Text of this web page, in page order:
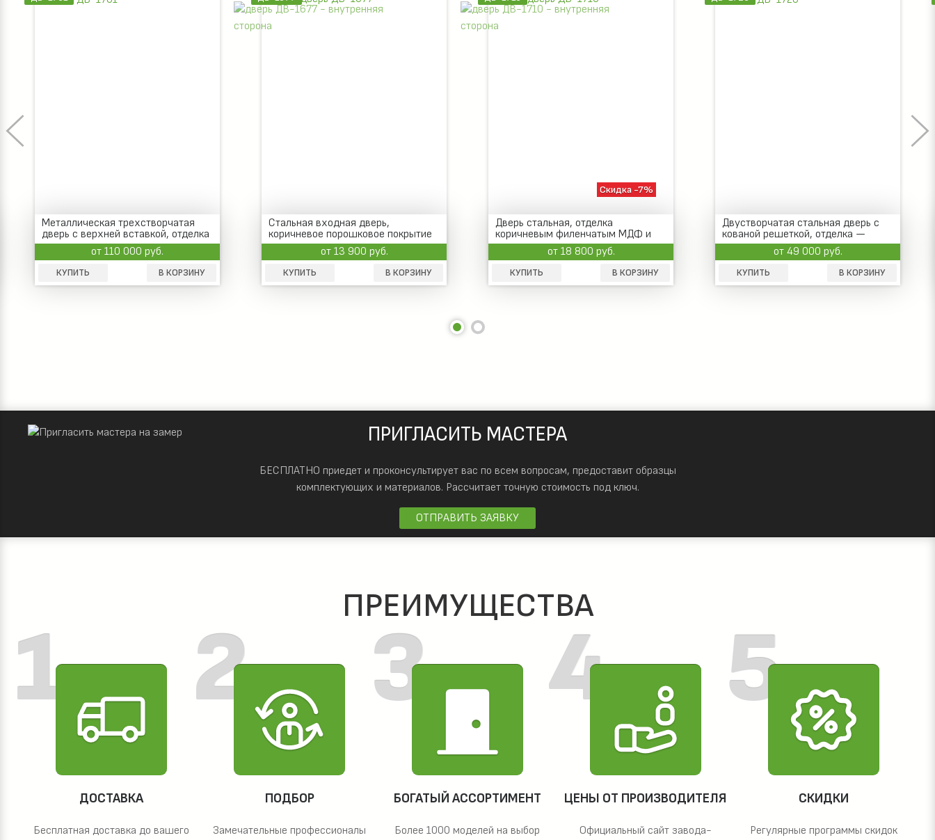
Металлическая трехстворчатая
дверь с верхней вставкой, отделка
коричневым виноритом
от 110 000 руб.
КУПИТЬ В КОРЗИНУ
Стальная входная дверь,
коричневое порошковое покрытие
с уплотнениемот 13 900 руб.
КУПИТЬ В КОРЗИНУ
Скидка -7%
Дверь стальная, отделка
коричневым филенчатым МДФ и
винилискожейот 18 800 руб.
КУПИТЬ В КОРЗИНУ
Двустворчатая стальная дверь с
кованой решеткой, отделка —
коричневый массив дерева
от 49 000 руб.
КУПИТЬ В КОРЗИНУ
ПРИГЛАСИТЬ МАСТЕРА
БЕСПЛАТНО приедет и проконсультирует вас по всем вопросам, предоставит образцы
комплектующих и материалов. Рассчитает точную стоимость под ключ.
ОТПРАВИТЬ ЗАЯВКУ
ПРЕИМУЩЕСТВА
ДОСТАВКА
Бесплатная доставка до вашего
ПОДБОР
Замечательные профессионалы
БОГАТЫЙ АССОРТИМЕНТ
Более 1000 моделей на выбор
ЦЕНЫ ОТ ПРОИЗВОДИТЕЛЯ
Официальный сайт завода-
СКИДКИ
Регулярные программы скидок